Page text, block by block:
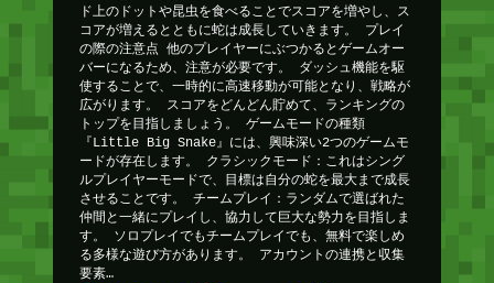
ド上のドットや昆虫を食べることでスコアを増やし、ス
コアが増えるとともに蛇は成長していきます。 プレイ
の際の注意点 他のプレイヤーにぶつかるとゲームオー
バーになるため、注意が必要です。 ダッシュ機能を駆
使することで、一時的に高速移動が可能となり、戦略が
広がります。 スコアをどんどん貯めて、ランキングの
トップを目指しましょう。 ゲームモードの種類
『Little Big Snake』には、興味深い2つのゲームモ
ードが存在します。 クラシックモード：これはシング
ルプレイヤーモードで、目標は自分の蛇を最大まで成長
させることです。 チームプレイ：ランダムで選ばれた
仲間と一緒にプレイし、協力して巨大な勢力を目指しま
す。 ソロプレイでもチームプレイでも、無料で楽しめ
る多様な遊び方があります。 アカウントの連携と収集
要素…